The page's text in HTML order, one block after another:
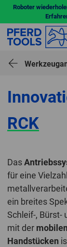
Roboter
RCK
Das
für eine
ein breites
Schleif-, Bürst-
mit der
Handstücken